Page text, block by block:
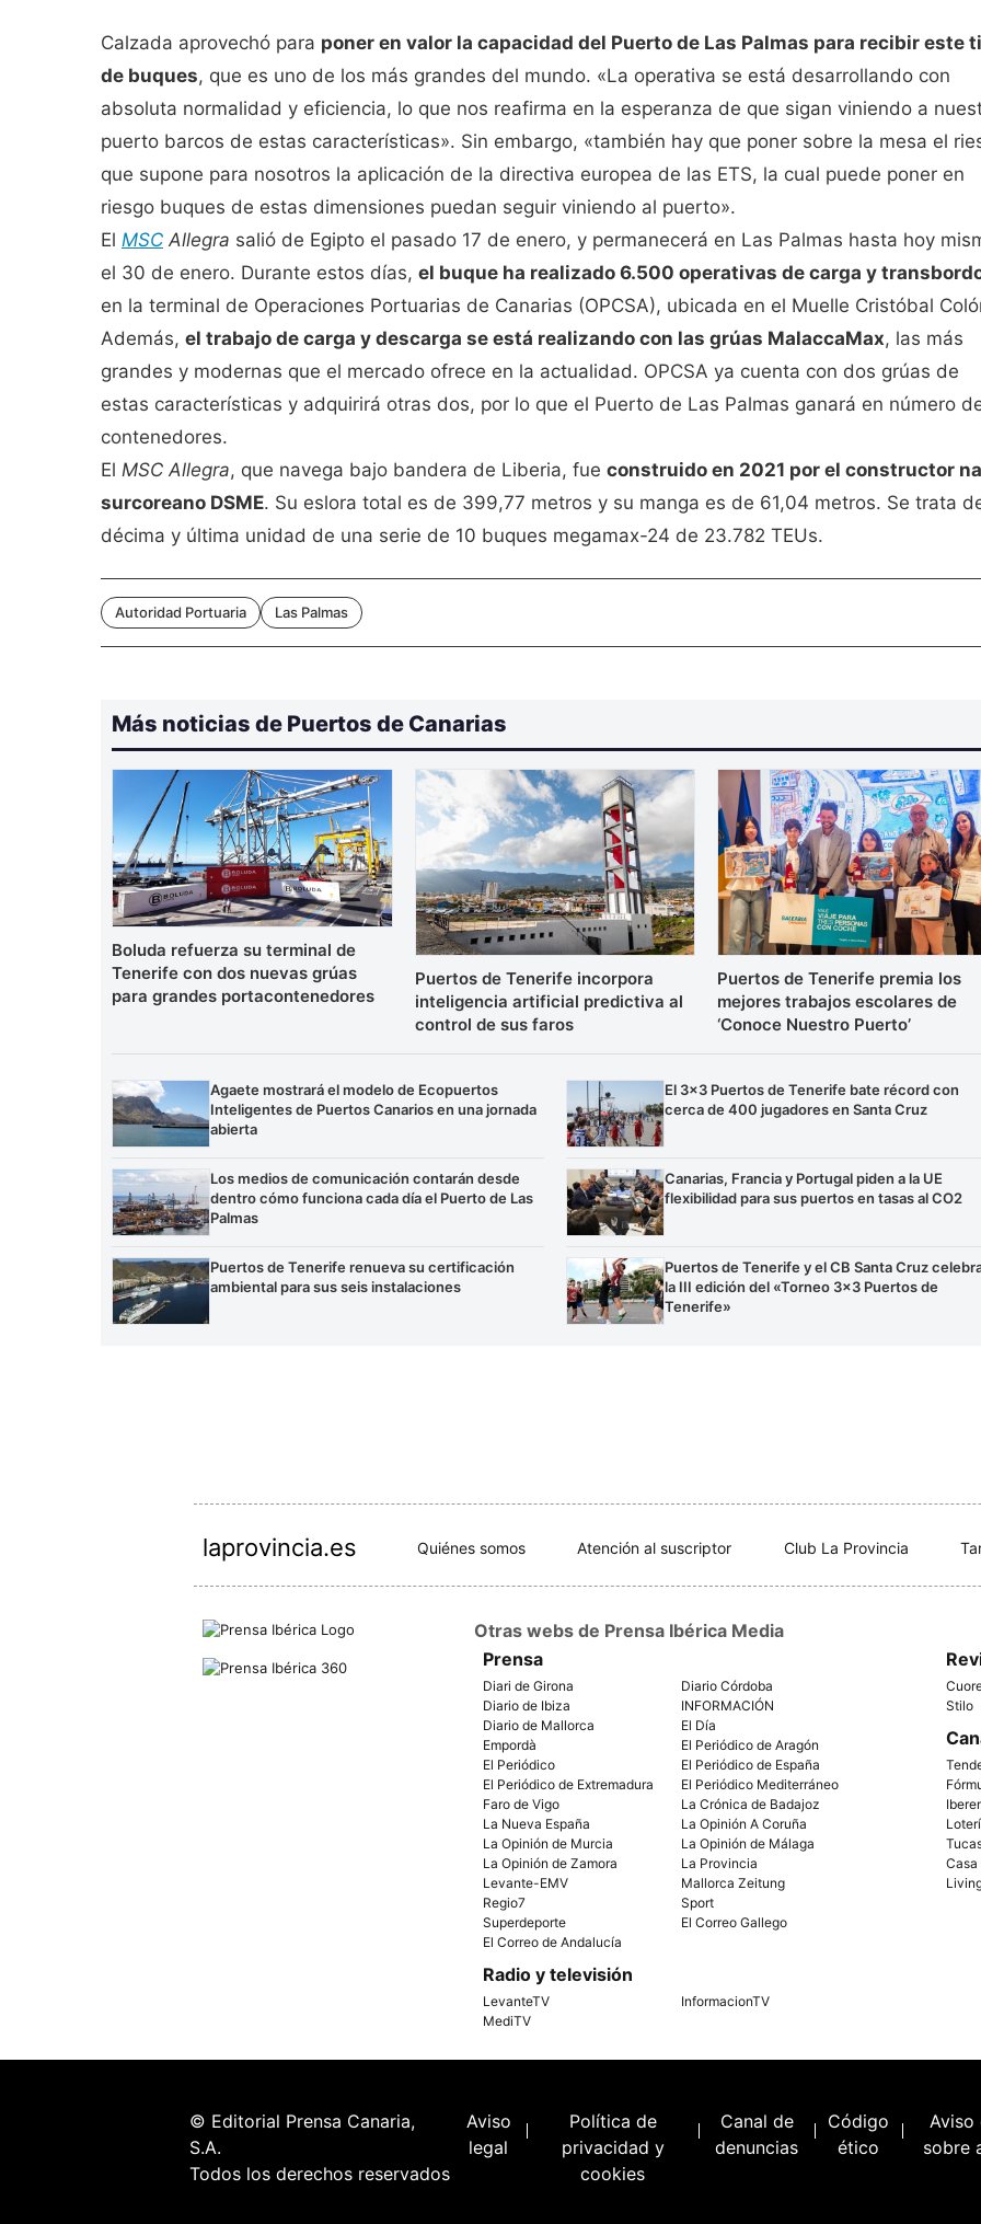
Calzada aprovechó para poner en valor la capacidad del Puerto de Las Palmas para recibir este
de buques, que es uno de los más grandes del mundo. «La operativa se está desarrollando con
absoluta normalidad y eficiencia, lo que nos reafirma en la esperanza de que sigan viniendo a
puerto barcos de estas características». Sin embargo, «también hay que poner sobre la mesa el
que supone para nosotros la aplicación de la directiva europea de las ETS, la cual puede poner en
riesgo buques de estas dimensiones puedan seguir viniendo al puerto».
El MSC Allegra salió de Egipto el pasado 17 de enero, y permanecerá en Las Palmas hasta hoy
el 30 de enero. Durante estos días, el buque ha realizado 6.500 operativas de carga y
en la terminal de Operaciones Portuarias de Canarias (OPCSA), ubicada en el Muelle Cristóbal
Además, el trabajo de carga y descarga se está realizando con las grúas MalaccaMax, las más
grandes y modernas que el mercado ofrece en la actualidad. OPCSA ya cuenta con dos grúas de
estas características y adquirirá otras dos, por lo que el Puerto de Las Palmas ganará en número
contenedores.
El MSC Allegra, que navega bajo bandera de Liberia, fue construido en 2021 por el constructor
surcoreano DSME. Su eslora total es de 399,77 metros y su manga es de 61,04 metros. Se trata
décima y última unidad de una serie de 10 buques megamax-24 de 23.782 TEUs.
Autoridad Portuaria Las Palmas
Más noticias de Puertos de Canarias
Boluda refuerza su terminal de
Tenerife con dos nuevas grúas
para grandes portacontenedores
Puertos de Tenerife incorpora
inteligencia artificial predictiva al
control de sus faros
Puertos de Tenerife premia los
mejores trabajos escolares de
‘Conoce Nuestro Puerto’
Agaete mostrará el modelo de Ecopuertos
Inteligentes de Puertos Canarios en una jornada
abierta
Los medios de comunicación contarán desde
dentro cómo funciona cada día el Puerto de Las
Palmas
Puertos de Tenerife renueva su certificación
ambiental para sus seis instalaciones
El 3×3 Puertos de Tenerife bate récord con
cerca de 400 jugadores en Santa Cruz
Canarias, Francia y Portugal piden a la UE
flexibilidad para sus puertos en tasas al CO2
Puertos de Tenerife y el CB Santa Cruz
la III edición del «Torneo 3×3 Puertos de
Tenerife»
laprovincia.es Quiénes somos Atención al suscriptor Club La Provincia
Otras webs de Prensa Ibérica Media
Prensa
Diari de Girona
Diario Córdoba
Diario de Ibiza
INFORMACIÓN
Diario de Mallorca
El Día
Empordà
El Periódico de Aragón
El Periódico
El Periódico de España
El Periódico de Extremadura
El Periódico Mediterráneo
Faro de Vigo
La Crónica de Badajoz
La Nueva España
La Opinión A Coruña
La Opinión de Murcia
La Opinión de Málaga
La Opinión de Zamora
La Provincia
Levante-EMV
Mallorca Zeitung
Regio7
Sport
Superdeporte
El Correo Gallego
El Correo de Andalucía
Radio y televisión
LevanteTV
InformacionTV
MediTV
Stilo
Casa
© Editorial Prensa Canaria,
S.A.
Todos los derechos reservados
Aviso
legal
Política de
privacidad y
cookies
Canal de
denuncias
Código
ético
Aviso
sobre